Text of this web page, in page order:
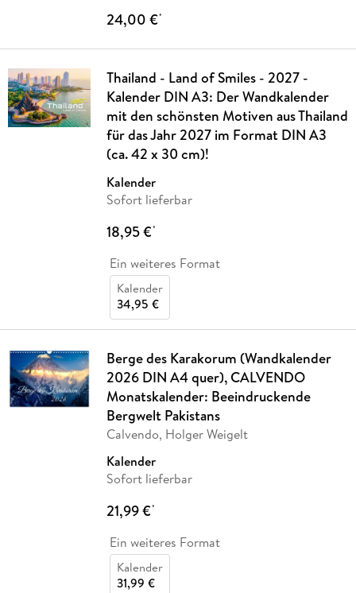
24,00 €*
Thailand - Land of Smiles - 2027 -
Kalender DIN A3: Der Wandkalender
mit den schönsten Motiven aus Thailand
für das Jahr 2027 im Format DIN A3
(ca. 42 x 30 cm)!
Kalender
Sofort lieferbar
18,95 €*
Ein weiteres Format
Kalender
34,95 €
Berge des Karakorum (Wandkalender
2026 DIN A4 quer), CALVENDO
Monatskalender: Beeindruckende
Bergwelt Pakistans
Calvendo, Holger Weigelt
Kalender
Sofort lieferbar
21,99 €*
Ein weiteres Format
Kalender
31,99 €